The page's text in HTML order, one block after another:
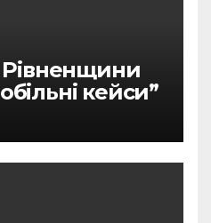
Рівненщини
кейси”